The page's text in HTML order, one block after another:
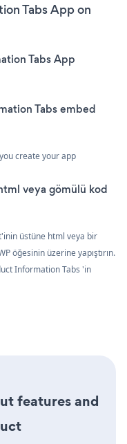
Tabs App on
Tabs App
Tabs embed
create your app
veya gömülü kod
üstüne html veya bir
öğesinin üzerine yapıştırın.
Information Tabs 'in
features and